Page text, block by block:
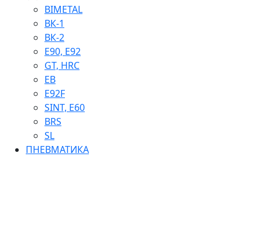
BIMETAL
ВК-1
ВК-2
Е90, E92
GT, HRC
EB
Е92F
SINT, E60
BRS
SL
ПНЕВМАТИКА